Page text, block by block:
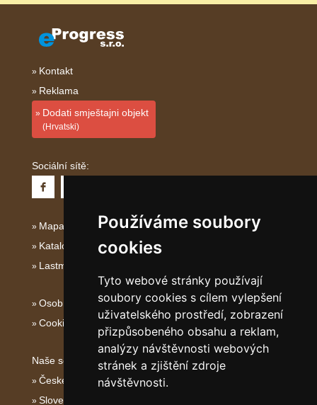
Používáme soubory
cookies
Tyto webové stránky používají
soubory cookies s cílem vylepšení
uživatelského prostředí, zobrazení
přizpůsobeného obsahu a reklam,
analýzy návštěvnosti webových
stránek a zjištění zdroje
návštěvnosti.
Kontakt
Reklama
Dodati smještajni objekt
(Hrvatski)
Sociální sítě:
Mapa serveru Kvarner
Katalog ubytování Kvarner
Lastminute Kvarner
Osobní údaje
Cookies
Naše servery:
České hory
Slovenské hory